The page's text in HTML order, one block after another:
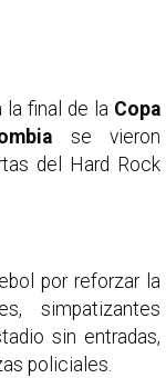
final de la Copa
se vieron
del Hard Rock
por reforzar la
simpatizantes
sin entradas,
policiales.